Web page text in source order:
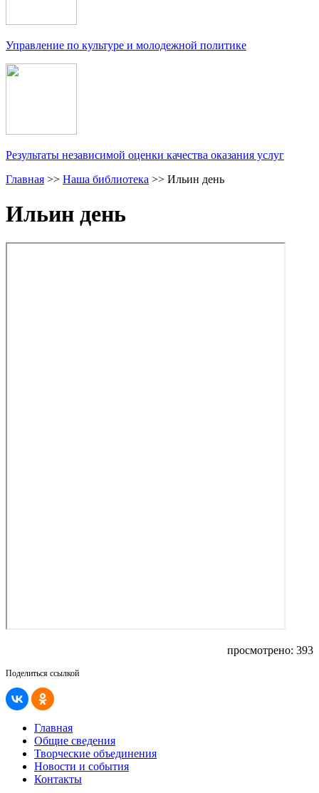
Управление по культуре и молодежной политике
Результаты независимой оценки качества оказания услуг
Главная >> Наша библиотека >> Ильин день
Ильин день
просмотрено: 393
Поделиться ссылкой
Главная
Общие сведения
Творческие объединения
Новости и события
Контакты